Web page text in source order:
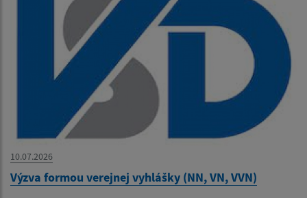
10.07.2026
Výzva formou verejnej vyhlášky (NN, VN, VVN)